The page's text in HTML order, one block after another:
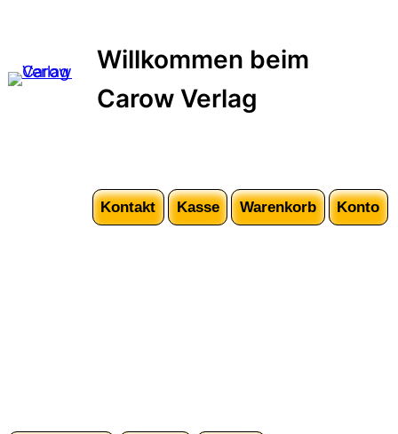
springen
Willkommen beim
Carow Verlag
Kontakt Kasse Warenkorb Konto